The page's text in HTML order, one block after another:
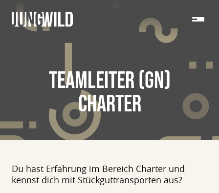
TEAMLEITER (GN)
CHARTER
Du hast Erfahrung im Bereich Charter und
kennst dich mit Stückguttransporten aus?